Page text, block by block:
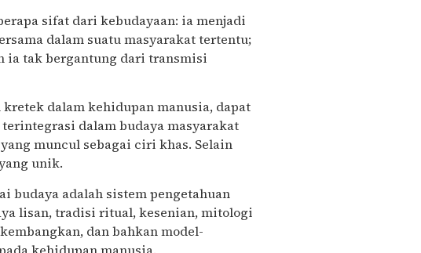
sifat dari kebudayaan: ia menjadi
dalam suatu masyarakat tertentu;
ia tak bergantung dari transmisi
dalam kehidupan manusia, dapat
dalam budaya masyarakat
muncul sebagai ciri khas. Selain
unik.
budaya adalah sistem pengetahuan
lisan, tradisi ritual, kesenian, mitologi
dan bahkan model-
kehidupan manusia.